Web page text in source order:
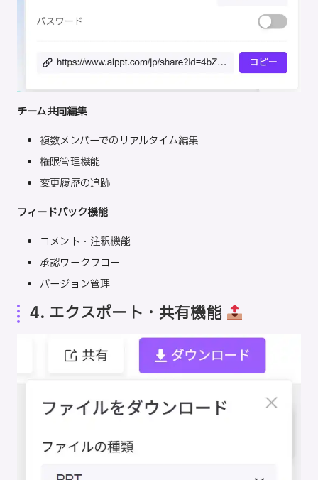
チーム共同編集
複数メンバーでのリアルタイム編集
権限管理機能
変更履歴の追跡
フィードバック機能
コメント・注釈機能
承認ワークフロー
バージョン管理
4. エクスポート・共有機能